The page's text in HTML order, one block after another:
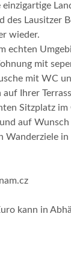
des Lausitzer
wieder.
echten
mit
mit WC
auf Ihrer
Sitzplatz
auf
Wanderziele
kann in